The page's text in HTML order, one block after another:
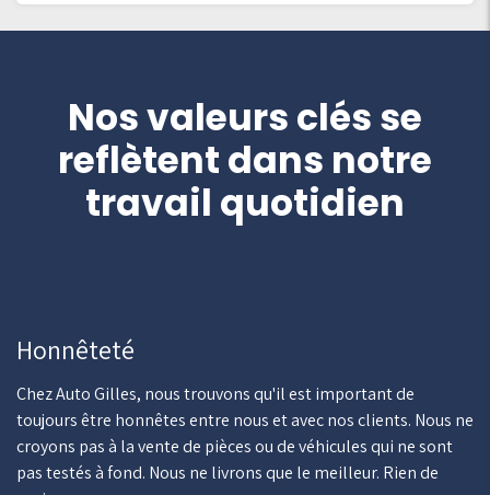
Nos valeurs clés se
reflètent dans notre
travail quotidien
Honnêteté
Chez Auto Gilles, nous trouvons qu'il est important de
toujours être honnêtes entre nous et avec nos clients. Nous ne
croyons pas à la vente de pièces ou de véhicules qui ne sont
pas testés à fond. Nous ne livrons que le meilleur. Rien de